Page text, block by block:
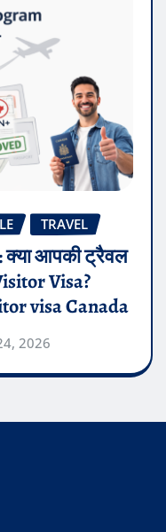
TRAVEL
क्या आपकी ट्रैवल
Visa?
visa Canada
2026